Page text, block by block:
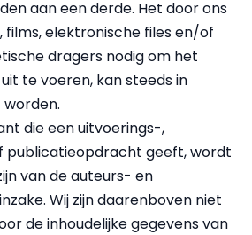
aan een derde. Het door ons
films, elektronische files en/of
dragers nodig om het
te voeren, kan steeds in
die een uitvoerings-,
geeft, wordt
van de auteurs- en
Wij zijn daarenboven niet
de inhoudelijke gegevens van